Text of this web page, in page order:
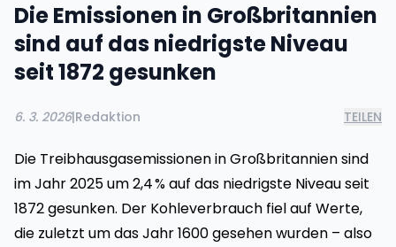
Die Emissionen in Großbritannien
sind auf das niedrigste Niveau
seit 1872 gesunken
6. 3. 2026|Redaktion TEILEN
Die Treibhausgasemissionen in Großbritannien sind
im Jahr 2025 um 2,4 % auf das niedrigste Niveau seit
1872 gesunken. Der Kohleverbrauch fiel auf Werte,
die zuletzt um das Jahr 1600 gesehen wurden – also